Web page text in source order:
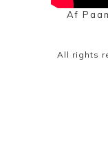
Af
All rights